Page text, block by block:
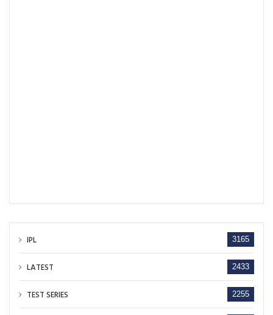
IPL 3165
LATEST 2433
TEST SERIES 2255